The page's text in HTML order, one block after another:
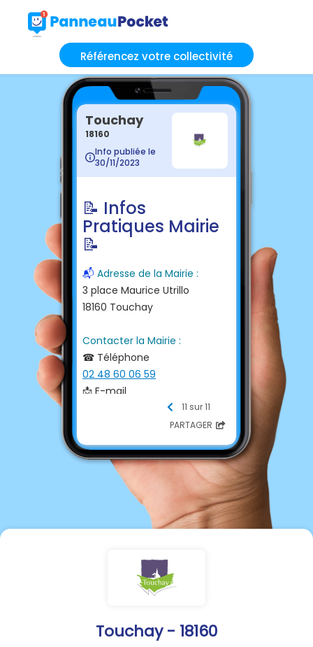
Référencez votre collectivité
Touchay - 18160
Touchay
18160
Info publiée le
30/11/2023
📝 Infos
Pratiques Mairie
📝
📬 Adresse de la Mairie :
3 place Maurice Utrillo
18160 Touchay
Contacter la Mairie :
☎ Téléphone
02 48 60 06 59
📩 E-mail
mairie.touchay@wanadoo.fr
http://www.touchay.fr/
11 sur 11
PARTAGER